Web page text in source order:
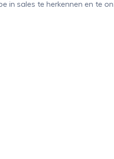
in sales te herkennen en te